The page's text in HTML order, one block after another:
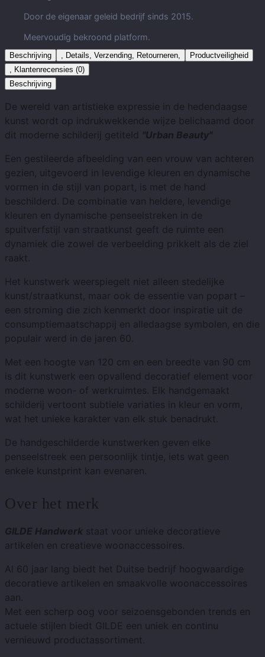
Door de eigenaar geleid bedrijf sinds 2015.
Meervoudig bekroond platform.
Beschrijving , Details, Verzending, Retourneren,
Productveiligheid
, Klantenrecensies (0)
Beschrijving
De wereld van artistieke expressie in de hedendaagse
kunst wordt op indrukwekkende wijze belichaamd door
dit moderne schilderij getiteld "Urban Beauty"
Een gestileerde afbeelding van een vrouw van achteren
gezien, uitgevoerd in levendige kleuren en dynamische
vormen in de stijl van popart, is met de hand
beschilderd. De combinatie van heldere, levendige
kleuren en dynamische penseelstreken in de
spuitverfstijl van straatkunst geeft de ruimte een
dynamiek die zowel de verbeelding prikkelt als de ziel
raakt.
Het kunstwerk weerspiegelt niet alleen stedelijke
kunst/straatkunst, maar ook de essentie van popart –
een stroming die zich kenmerkt door inspiratie uit de
consumptiemaatschappij en alledaagse symbolen, en die
populair werd in de jaren 60.
Met een hoogte van 120 cm en een breedte van 90 cm
is dit kunstwerk een opvallend decoratief element voor
moderne woon- of werkruimtes. Elk handgemaakt
schilderij vertoont subtiele variaties in kleur en vorm,
wat het unieke karakter van elk stuk benadrukt.
De handgeschilderde kunstwerken geven elke
penseelstreek een persoonlijk tintje, iets wat geen
enkele kunstprint kan evenaren.
Over het merk
GILDE Handwerk staat voor unieke decoratieve
artikelen en creatieve woonaccessoires.
Al 60 jaar lang biedt het Duitse bedrijf hoogwaardige
decoratieve artikelen en smaakvolle woonaccessoires
aan.
Met een scherp oog voor seizoensgebonden trends en
actuele stijlen biedt GILDE een uniek en continu
vernieuwd productassortiment.